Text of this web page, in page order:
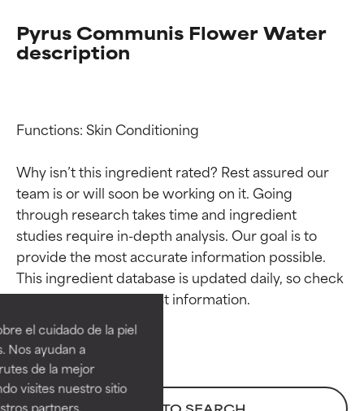
el cuidado de la piel
Nos ayudan a
de la mejor
visites nuestro sitio
partners,
Pyrus Communis Flower Water
description
Functions: Skin Conditioning
Why isn’t this ingredient rated? Rest assured our
team is or will soon be working on it. Going
through research takes time and ingredient
studies require in-depth analysis. Our goal is to
provide the most accurate information possible.
This ingredient database is updated daily, so check
Calificaciones de
ingredientes
EXCELENTE
Ingrediente sobresaliente con
beneficios reales para la piel. Su
eficacia está demostrada y
Calificaciones de
ingredientes
EXCELENTE
Ingrediente sobresaliente con
beneficios reales para la piel. Su
eficacia está demostrada y